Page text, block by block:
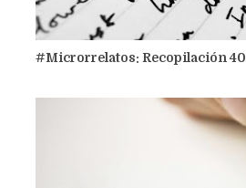
#Microrrelatos: Recopilación 40